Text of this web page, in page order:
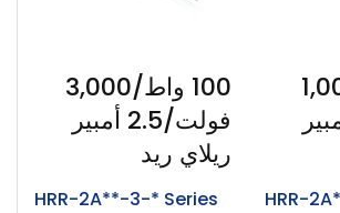
1,000
أمبير
HRR-
100 واط/3,000
فولت/2.5 أمبير
ريلاي ريد
HRR-2A**-3-* Series